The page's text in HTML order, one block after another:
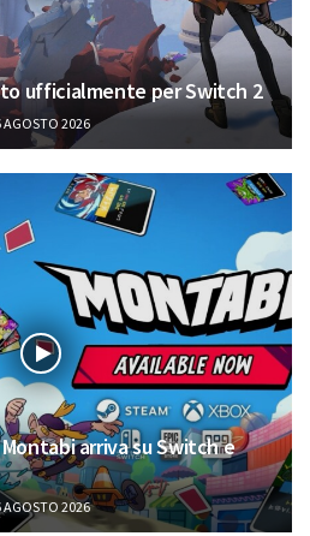
ufficialmente per Switch 2
2026
arriva su Switch e
2026